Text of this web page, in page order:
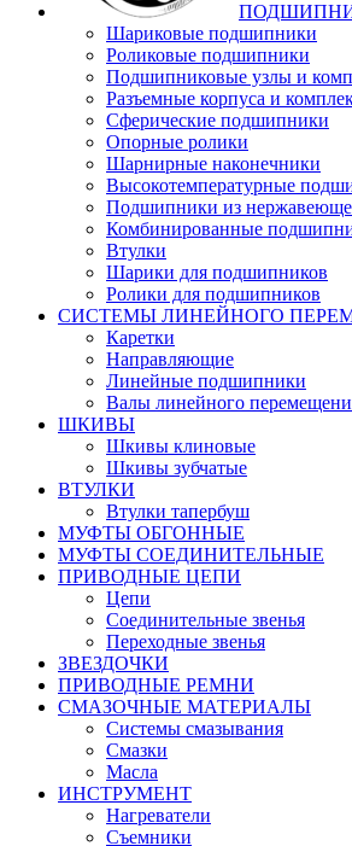
Шариковые подшипники
Роликовые подшипники
Подшипниковые узлы и
Разъемные корпуса и
Сферические подшипники
Опорные ролики
Шарнирные наконечники
Высокотемпературные
Подшипники из
Комбинированные
Втулки
Шарики для подшипников
Ролики для подшипников
СИСТЕМЫ ЛИНЕЙНОГО
Каретки
Направляющие
Линейные подшипники
Валы линейного
ШКИВЫ
Шкивы клиновые
Шкивы зубчатые
ВТУЛКИ
Втулки тапербуш
МУФТЫ ОБГОННЫЕ
МУФТЫ СОЕДИНИТЕЛЬНЫЕ
ПРИВОДНЫЕ ЦЕПИ
Цепи
Соединительные звенья
Переходные звенья
ЗВЕЗДОЧКИ
ПРИВОДНЫЕ РЕМНИ
СМАЗОЧНЫЕ МАТЕРИАЛЫ
Системы смазывания
Смазки
Масла
ИНСТРУМЕНТ
Нагреватели
Съемники